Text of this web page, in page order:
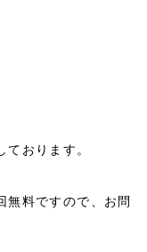
おります。
無料ですので、お問